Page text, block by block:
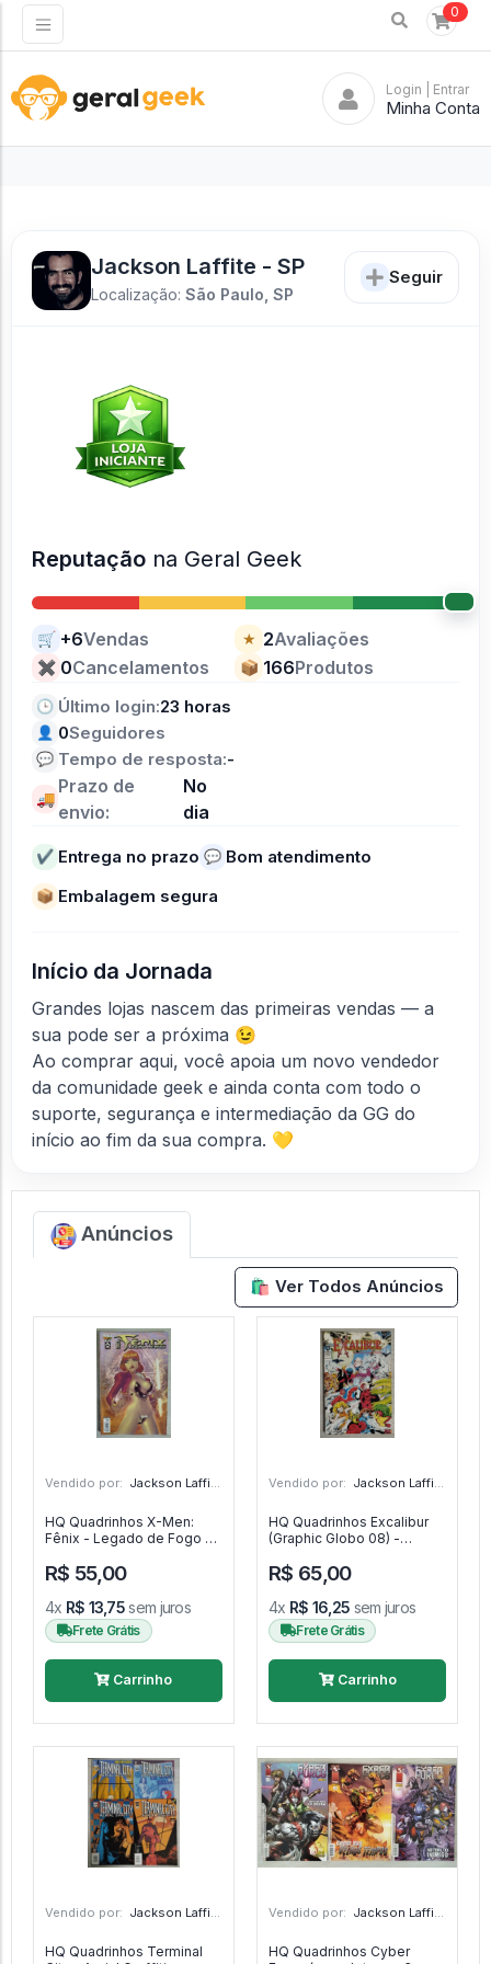
0
Login | Entrar
Minha Conta
Jackson Laffite - SP
Localização: São Paulo, SP
Seguir
Reputação na Geral Geek
🛒 +6Vendas ★ 2Avaliações
✖ 0Cancelamentos 📦 166Produtos
🕒 Último login:23 horas
👤 0Seguidores
💬 Tempo de resposta:-
🚚
Prazo de
envio:
No
dia
✔ Entrega no prazo 💬 Bom atendimento
📦 Embalagem segura
Início da Jornada
Grandes lojas nascem das primeiras vendas — a
sua pode ser a próxima 😉
Ao comprar aqui, você apoia um novo vendedor
da comunidade geek e ainda conta com todo o
suporte, segurança e intermediação da GG do
início ao fim da sua compra. 💛
Anúncios
🛍️ Ver Todos Anúncios
Vendido por: Jackson Laffite - SP
HQ Quadrinhos X-Men:
Fênix - Legado de Fogo -
R$ 55,00
4x R$ 13,75sem juros
Frete Grátis
Carrinho
Vendido por: Jackson Laffite - SP
HQ Quadrinhos Excalibur
(Graphic Globo 08) -
R$ 65,00
4x R$ 16,25 sem juros
Frete Grátis
Carrinho
Vendido por: Jackson Laffite - SP
HQ Quadrinhos Terminal
Vendido por: Jackson Laffite - SP
HQ Quadrinhos Cyber